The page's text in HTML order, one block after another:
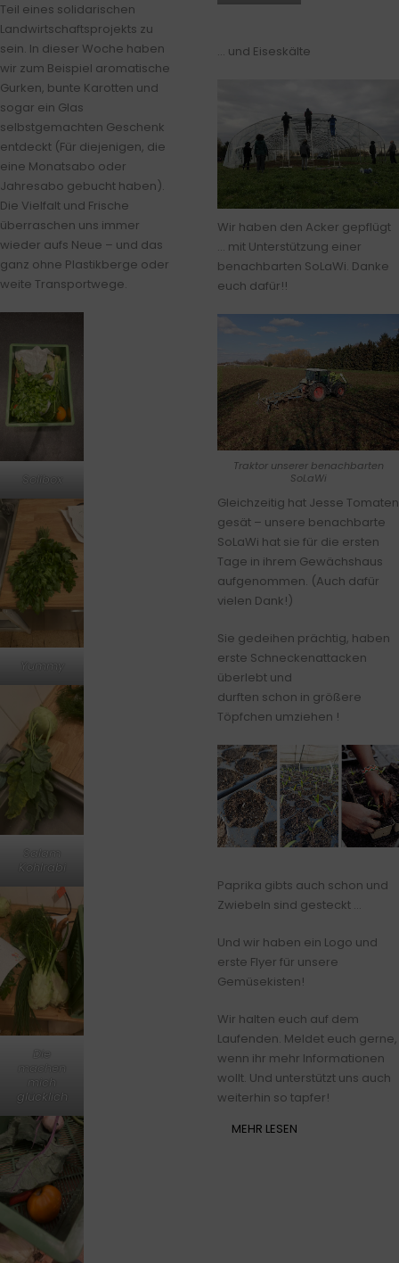
Teil eines solidarischen
Landwirtschaftsprojekts zu
sein. In dieser Woche haben
wir zum Beispiel aromatische
Gurken, bunte Karotten und
sogar ein Glas
selbstgemachten Geschenk
entdeckt (Für diejenigen, die
eine Monatsabo oder
Jahresabo gebucht haben).
Die Vielfalt und Frische
überraschen uns immer
wieder aufs Neue – und das
ganz ohne Plastikberge oder
weite Transportwege.
Solibox
Yummy
Salam
Kohlrabi
Die
machen
mich
glücklich
… und Eiseskälte
Wir haben den Acker gepflügt
… mit Unterstützung einer
benachbarten SoLaWi. Danke
euch dafür!!
Traktor unserer benachbarten
SoLaWi
Gleichzeitig hat Jesse Tomaten
gesät – unsere benachbarte
SoLaWi hat sie für die ersten
Tage in ihrem Gewächshaus
aufgenommen. (Auch dafür
vielen Dank!)
Sie gedeihen prächtig, haben
erste Schneckenattacken
überlebt und
durften schon in größere
Töpfchen umziehen !
Paprika gibts auch schon und
Zwiebeln sind gesteckt …
Und wir haben ein Logo und
erste Flyer für unsere
Gemüsekisten!
Wir halten euch auf dem
Laufenden. Meldet euch gerne,
wenn ihr mehr Informationen
wollt. Und unterstützt uns auch
weiterhin so tapfer!
MEHR LESEN